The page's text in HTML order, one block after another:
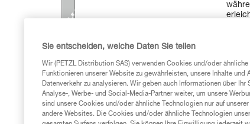
für
das
Sie entscheiden, welche Daten Sie teilen
Wir (PETZL Distribution SAS) verwenden Cookies und/oder
Funktionieren unserer Website zu gewährleisten, unsere Inhalte
Datenverkehr zu analysieren. Wir geben auch Informationen über Ihr
Analyse-, Werbe- und Social-Media-Partner weiter, um unsere
sind unsere Cookies und/oder ähnliche Technologien nur auf
andere Websites. Die Cookies und/oder ähnliche Technologien